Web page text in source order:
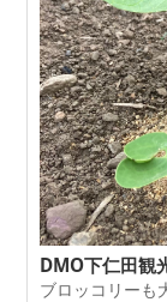
DMO下仁田観
ブロッコリーも